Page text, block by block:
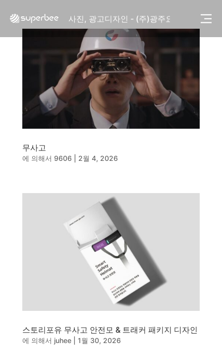
웹사이트 - (주)세스코
제품디자인 - 삼성전자㈜
동영상, CI - 카피어랜드㈜
동영상, 홈페이지 - (주)분독
동영상, 카탈로그 - 피자마루
웹사이트 - 백조씽크
사진, 광고디자인 - 중외제약
패키지, 디자인 - 고려은단
동영상 - (주)듀오백
동영상 - ㈜고피자
동영상 - 삼양홀딩스
동영상 - 킷캣
웹사이트 - (주)세스코
제품디자인 - 삼성전자㈜
동영상, CI - 카피어랜드㈜
동영상, 홈페이지 - (주)분독
동영상, 카탈로그 - 피자마루
웹사이트 - 백조씽크
사진, 광고디자인 - 중외제약
패키지, 디자인 - 고려은단
동영상 - (주)듀오백
동영상 - ㈜고피자
동영상 - 삼양홀딩스
동영상 - 킷캣
무사고
에 의해서 9606 2월 4, 2026
스토리포유 무사고 안전모 & 트래커 패키지 디자인
에 의해서 juhee| 1월 30, 2026